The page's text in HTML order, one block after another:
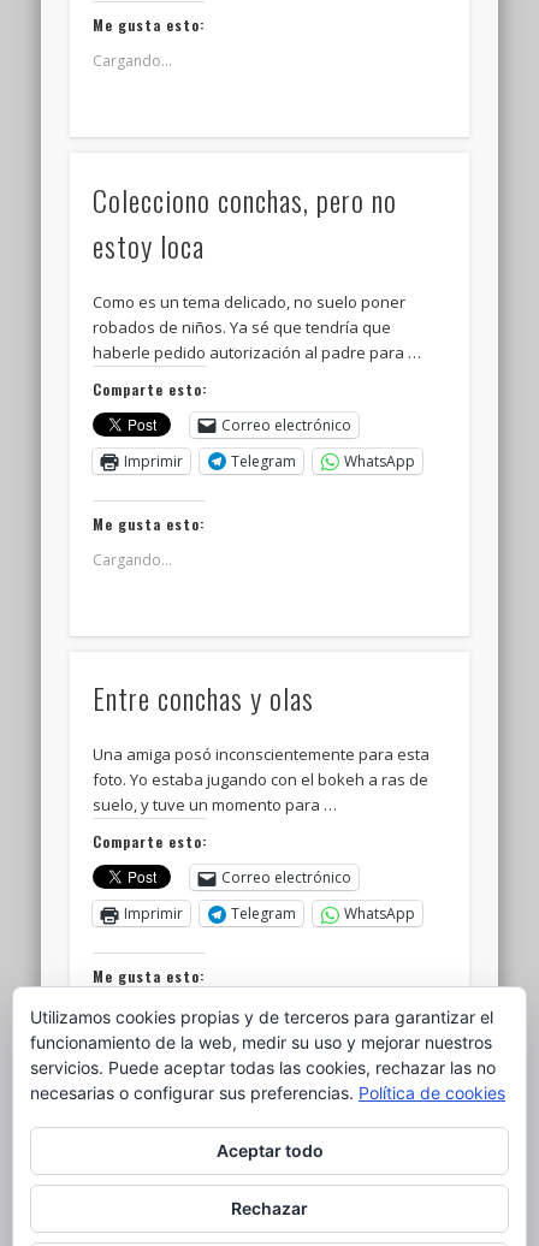
Me gusta esto:
Cargando...
Colecciono conchas, pero no
estoy loca
Como es un tema delicado, no suelo poner
robados de niños. Ya sé que tendría que
haberle pedido autorización al padre para …
Comparte esto:
Correo electrónico
Imprimir
Telegram WhatsApp
Me gusta esto:
Cargando...
Entre conchas y olas
Una amiga posó inconscientemente para esta
foto. Yo estaba jugando con el bokeh a ras de
suelo, y tuve un momento para …
Comparte esto:
Correo electrónico
Imprimir
Telegram WhatsApp
Me gusta esto:
Cargando...
© 2026 el nido del ganso
Utilizamos cookies propias y de terceros para garantizar el
funcionamiento de la web, medir su uso y mejorar nuestros
servicios. Puede aceptar todas las cookies, rechazar las no
necesarias o configurar sus preferencias. Política de cookies
Aceptar todo
Rechazar